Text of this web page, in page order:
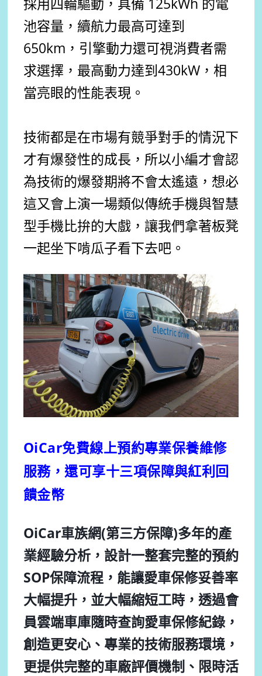
池容量，續航力最高可達到
650km，引擎動力還可視消費者需
求選擇，最高動力達到430kW，相
當亮眼的性能表現。
技術都是在市場有競爭對手的情況下
才有爆發性的成長，所以小編才會認
為技術的爆發期將不會太遙遠，想必
這又會上演一場類似傳統手機與智慧
型手機比拚的大戲，讓我們拿著板凳
一起坐下啃瓜子看下去吧。
OiCar免費線上預約專業保養維修
服務，還可享十三項保障與紅利回
饋金幣
OiCar車族網(第三方保障)多年的產
業經驗分析，設計一整套完整的預約
SOP保障流程，能讓愛車保修妥善率
大幅提升，並大幅縮短工時，透過會
員雲端車庫隨時查詢愛車保修紀錄，
創造更安心、專業的技術服務環境，
更提供完整的車廠評價機制、限時活